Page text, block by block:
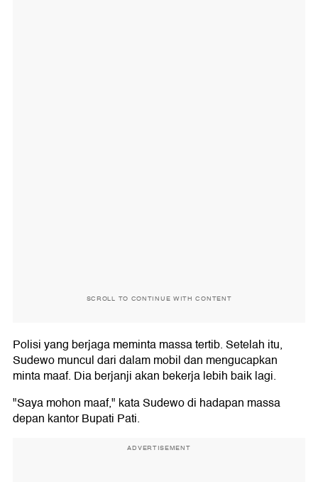
SCROLL TO CONTINUE WITH CONTENT
Polisi yang berjaga meminta massa tertib. Setelah itu,
Sudewo muncul dari dalam mobil dan mengucapkan
minta maaf. Dia berjanji akan bekerja lebih baik lagi.
"Saya mohon maaf," kata Sudewo di hadapan massa
depan kantor Bupati Pati.
ADVERTISEMENT